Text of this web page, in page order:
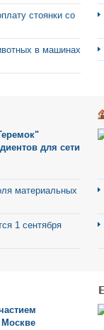
стоянки со
в машинах
для сети
материальных
1 сентября